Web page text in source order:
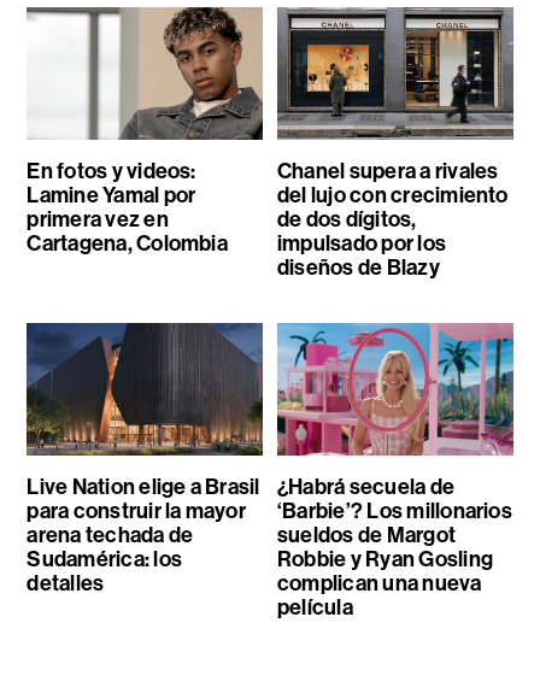
En fotos y videos:
Lamine Yamal por
primera vez en
Cartagena, Colombia
Chanel supera a rivales
del lujo con crecimiento
de dos dígitos,
impulsado por los
diseños de Blazy
Live Nation elige a Brasil
para construir la mayor
arena techada de
Sudamérica: los
detalles
¿Habrá secuela de
‘Barbie’? Los millonarios
sueldos de Margot
Robbie y Ryan Gosling
complican una nueva
película